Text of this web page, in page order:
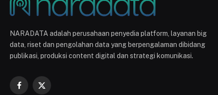
NARADATA adalah perusahaan penyedia platform, layanan big
data, riset dan pengolahan data yang berpengalaman dibidang
publikasi, produksi content digital dan strategi komunikasi.
Facebook
X